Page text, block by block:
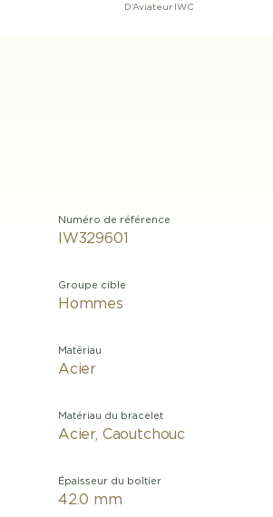
D'Aviateur IWC
Numéro de référence
IW329601
Groupe cible
Hommes
Matériau
Acier
Matériau du bracelet
Acier, Caoutchouc
Épaisseur du boîtier
42.0 mm